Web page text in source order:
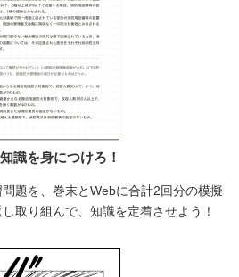
識を身につけろ！
題を、巻末とWebに合計2回分の模擬
取り組んで、知識を定着させよう！